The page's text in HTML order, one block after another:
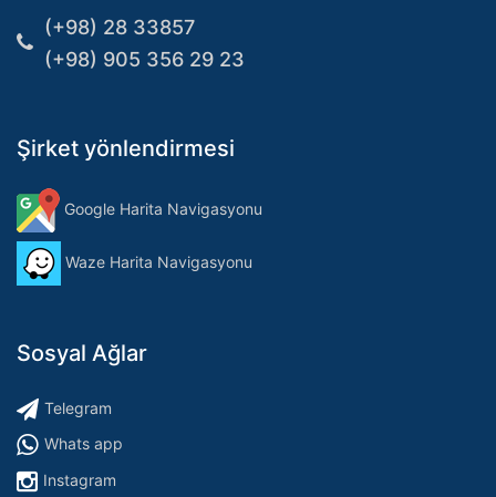
(+98) 28 33857
(+98) 905 356 29 23
Şirket yönlendirmesi
Google Harita Navigasyonu
Waze Harita Navigasyonu
Sosyal Ağlar
Telegram
Whats app
Instagram